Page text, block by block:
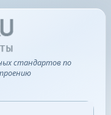
стандартов по